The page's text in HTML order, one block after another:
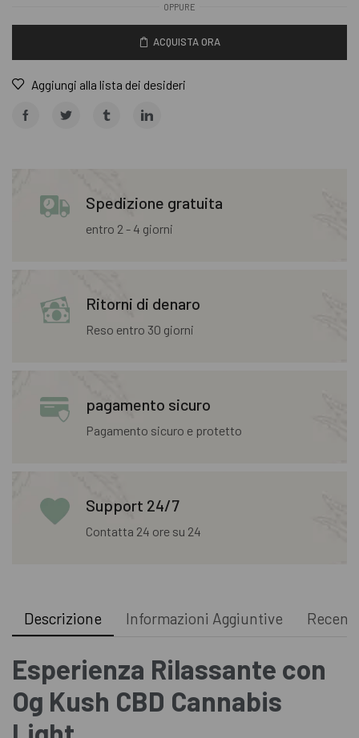
OPPURE
ACQUISTA ORA
Aggiungi alla lista dei desideri
Spedizione gratuita
entro 2 - 4 giorni
Ritorni di denaro
Reso entro 30 giorni
pagamento sicuro
Pagamento sicuro e protetto
Support 24/7
Contatta 24 ore su 24
Descrizione Informazioni Aggiuntive
Esperienza Rilassante con
Og Kush CBD Cannabis